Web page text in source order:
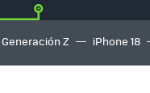
Generación Z iPhone 18